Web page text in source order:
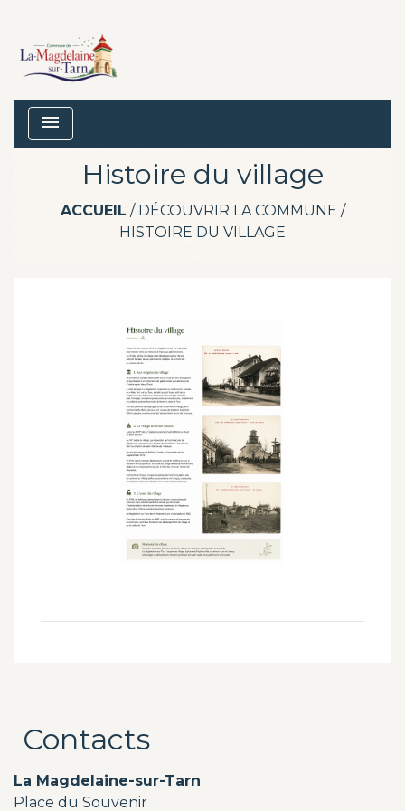
menu
Histoire du village
ACCUEIL / DÉCOUVRIR LA COMMUNE /
HISTOIRE DU VILLAGE
Contacts
La Magdelaine-sur-Tarn
Place du Souvenir